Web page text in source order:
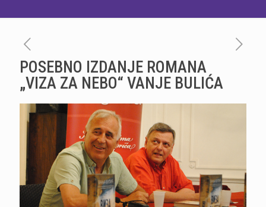
POSEBNO IZDANJE ROMANA
„VIZA ZA NEBO“ VANJE BULIĆA